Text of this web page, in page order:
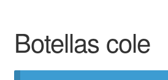
Botellas cole